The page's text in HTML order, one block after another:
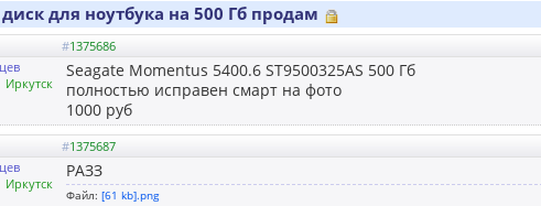
для ноутбука на 500 Гб продам
#1375686
Иркутск
Seagate Momentus 5400.6 ST9500325AS 500 Гб
полностью исправен смарт на фото
1000 руб
#1375687
Иркутск
РАЗЗ
Файл: [61 kb].png